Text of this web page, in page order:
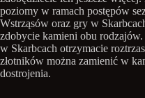
poziomy w ramach postępów
Wstrząsów oraz gry w
zdobycie kamieni obu
w Skarbcach otrzymacie
złotników można zamienić w
dostrojenia.